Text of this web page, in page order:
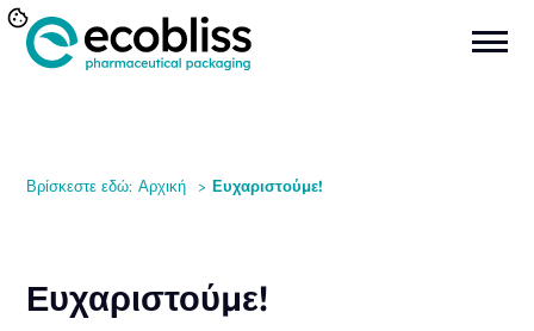
Βρίσκεστε εδώ: Αρχική > Ευχαριστούμε!
Ευχαριστούμε!